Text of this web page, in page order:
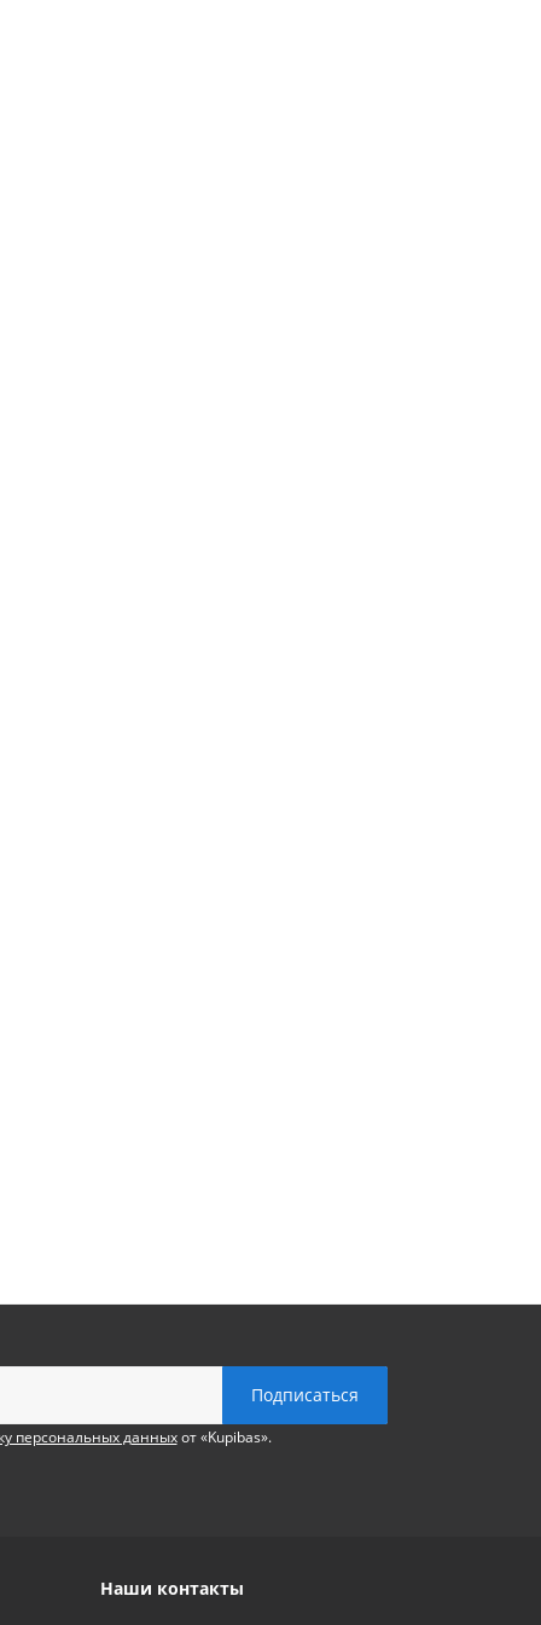
персональных данныхот «Kupibas».
Наши контакты